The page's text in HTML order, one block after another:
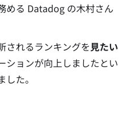
める Datadog の木村さん
されるランキングを見たい
ションが向上しましたとい
た。